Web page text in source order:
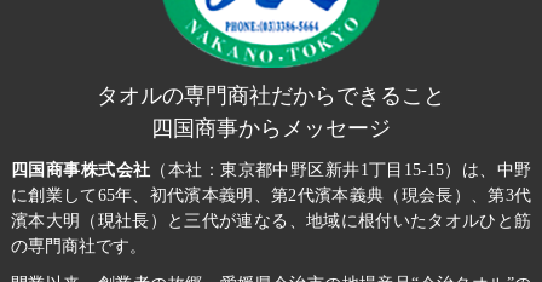
タオルの専門商社だからできること
四国商事からメッセージ
四国商事株式会社 （本社：東京都中野区新井1丁目15-15）は、中野
に創業して65年、初代濱本義明、第2代濱本義典（現会長）、第3代
濱本大明（現社長）と三代が連なる、地域に根付いたタオルひと筋
の専門商社です。